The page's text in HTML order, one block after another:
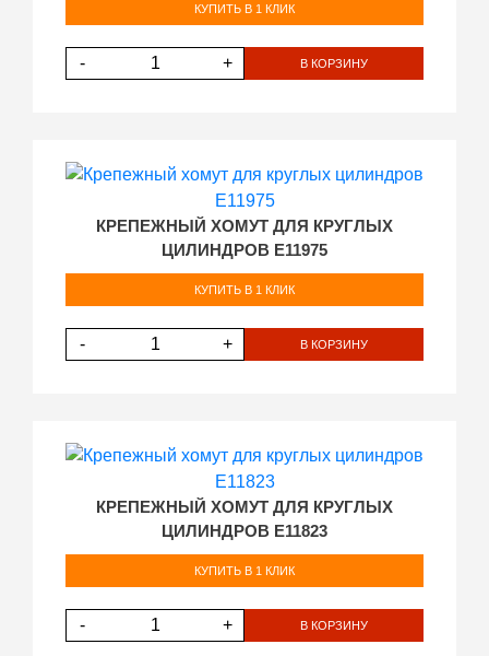
КУПИТЬ В 1 КЛИК
- + В КОРЗИНУ
КРЕПЕЖНЫЙ ХОМУТ ДЛЯ КРУГЛЫХ
ЦИЛИНДРОВ E11975
КУПИТЬ В 1 КЛИК
- + В КОРЗИНУ
КРЕПЕЖНЫЙ ХОМУТ ДЛЯ КРУГЛЫХ
ЦИЛИНДРОВ E11823
КУПИТЬ В 1 КЛИК
- + В КОРЗИНУ